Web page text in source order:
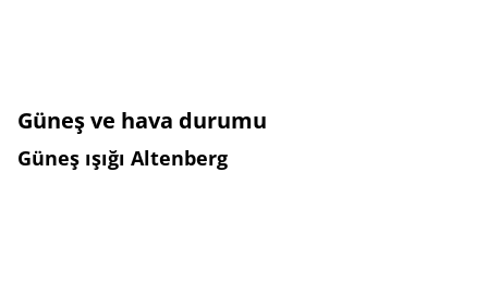
Güneş ve hava durumu
Güneş ışığı Altenberg